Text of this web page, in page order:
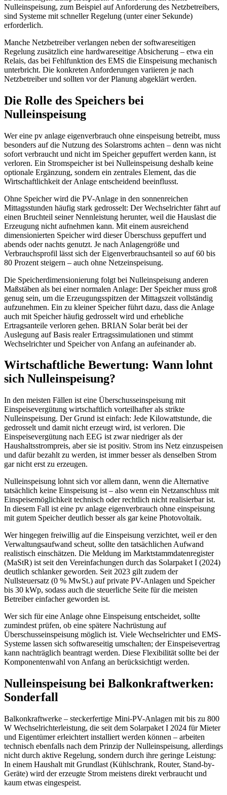
Nulleinspeisung, zum Beispiel auf Anforderung des Netzbetreibers,
sind Systeme mit schneller Regelung (unter einer Sekunde)
erforderlich.
Manche Netzbetreiber verlangen neben der softwareseitigen
Regelung zusätzlich eine hardwareseitige Absicherung – etwa ein
Relais, das bei Fehlfunktion des EMS die Einspeisung mechanisch
unterbricht. Die konkreten Anforderungen variieren je nach
Netzbetreiber und sollten vor der Planung abgeklärt werden.
Die Rolle des Speichers bei
Nulleinspeisung
Wer eine pv anlage eigenverbrauch ohne einspeisung betreibt, muss
besonders auf die Nutzung des Solarstroms achten – denn was nicht
sofort verbraucht und nicht im Speicher gepuffert werden kann, ist
verloren. Ein Stromspeicher ist bei Nulleinspeisung deshalb keine
optionale Ergänzung, sondern ein zentrales Element, das die
Wirtschaftlichkeit der Anlage entscheidend beeinflusst.
Ohne Speicher wird die PV-Anlage in den sonnenreichen
Mittagsstunden häufig stark gedrosselt: Der Wechselrichter fährt auf
einen Bruchteil seiner Nennleistung herunter, weil die Hauslast die
Erzeugung nicht aufnehmen kann. Mit einem ausreichend
dimensionierten Speicher wird dieser Überschuss gepuffert und
abends oder nachts genutzt. Je nach Anlagengröße und
Verbrauchsprofil lässt sich der Eigenverbrauchsanteil so auf 60 bis
80 Prozent steigern – auch ohne Netzeinspeisung.
Die Speicherdimensionierung folgt bei Nulleinspeisung anderen
Maßstäben als bei einer normalen Anlage: Der Speicher muss groß
genug sein, um die Erzeugungsspitzen der Mittagszeit vollständig
aufzunehmen. Ein zu kleiner Speicher führt dazu, dass die Anlage
auch mit Speicher häufig gedrosselt wird und erhebliche
Ertragsanteile verloren gehen. BRIAN Solar berät bei der
Auslegung auf Basis realer Ertragssimulationen und stimmt
Wechselrichter und Speicher von Anfang an aufeinander ab.
Wirtschaftliche Bewertung: Wann lohnt
sich Nulleinspeisung?
In den meisten Fällen ist eine Überschusseinspeisung mit
Einspeisevergütung wirtschaftlich vorteilhafter als strikte
Nulleinspeisung. Der Grund ist einfach: Jede Kilowattstunde, die
gedrosselt und damit nicht erzeugt wird, ist verloren. Die
Einspeisevergütung nach EEG ist zwar niedriger als der
Haushaltsstrompreis, aber sie ist positiv. Strom ins Netz einzuspeisen
und dafür bezahlt zu werden, ist immer besser als denselben Strom
gar nicht erst zu erzeugen.
Nulleinspeisung lohnt sich vor allem dann, wenn die Alternative
tatsächlich keine Einspeisung ist – also wenn ein Netzanschluss mit
Einspeisemöglichkeit technisch oder rechtlich nicht realisierbar ist.
In diesem Fall ist eine pv anlage eigenverbrauch ohne einspeisung
mit gutem Speicher deutlich besser als gar keine Photovoltaik.
Wer hingegen freiwillig auf die Einspeisung verzichtet, weil er den
Verwaltungsaufwand scheut, sollte den tatsächlichen Aufwand
realistisch einschätzen. Die Meldung im Marktstammdatenregister
(MaStR) ist seit den Vereinfachungen durch das Solarpaket I (2024)
deutlich schlanker geworden. Seit 2023 gilt zudem der
Nullsteuersatz (0 % MwSt.) auf private PV-Anlagen und Speicher
bis 30 kWp, sodass auch die steuerliche Seite für die meisten
Betreiber einfacher geworden ist.
Wer sich für eine Anlage ohne Einspeisung entscheidet, sollte
zumindest prüfen, ob eine spätere Nachrüstung auf
Überschusseinspeisung möglich ist. Viele Wechselrichter und EMS-
Systeme lassen sich softwareseitig umschalten; der Einspeisevertrag
kann nachträglich beantragt werden. Diese Flexibilität sollte bei der
Komponentenwahl von Anfang an berücksichtigt werden.
Nulleinspeisung bei Balkonkraftwerken:
Sonderfall
Balkonkraftwerke – steckerfertige Mini-PV-Anlagen mit bis zu 800
W Wechselrichterleistung, die seit dem Solarpaket I 2024 für Mieter
und Eigentümer erleichtert installiert werden können – arbeiten
technisch ebenfalls nach dem Prinzip der Nulleinspeisung, allerdings
nicht durch aktive Regelung, sondern durch ihre geringe Leistung:
In einem Haushalt mit Grundlast (Kühlschrank, Router, Stand-by-
Geräte) wird der erzeugte Strom meistens direkt verbraucht und
kaum etwas eingespeist.